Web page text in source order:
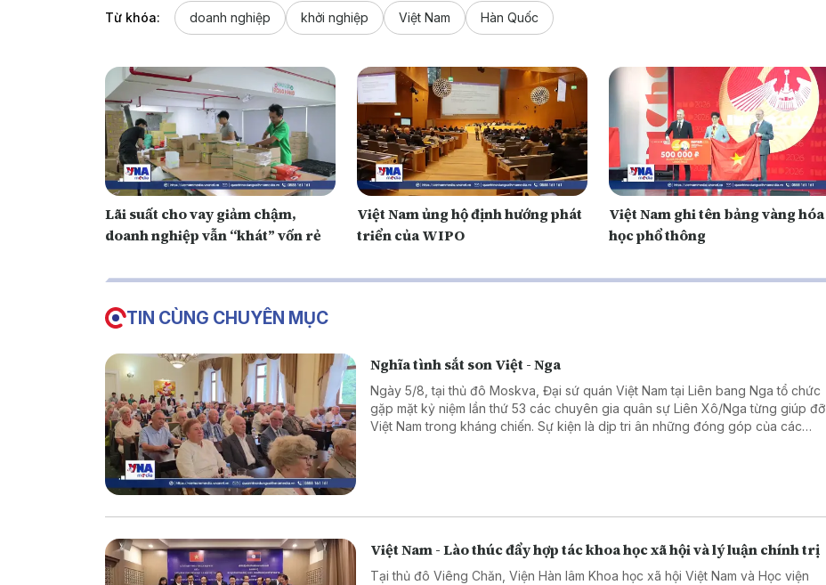
Từ khóa: doanh nghiệp khởi nghiệp Việt Nam Hàn Quốc
Lãi suất cho vay giảm chậm,
doanh nghiệp vẫn “khát” vốn rẻ
Việt Nam ủng hộ định hướng phát
triển của WIPO
Việt Nam ghi tên bảng vàng hóa
học phổ thông
TIN CÙNG CHUYÊN MỤC
Nghĩa tình sắt son Việt - Nga
Ngày 5/8, tại thủ đô Moskva, Đại sứ quán Việt Nam tại Liên bang Nga tổ chức
gặp mặt kỷ niệm lần thứ 53 các chuyên gia quân sự Liên Xô/Nga từng giúp đỡ
Việt Nam trong kháng chiến. Sự kiện là dịp tri ân những đóng góp của các
Việt Nam - Lào thúc đẩy hợp tác khoa học xã hội và lý luận chính trị
Tại thủ đô Viêng Chăn, Viện Hàn lâm Khoa học xã hội Việt Nam và Học viện